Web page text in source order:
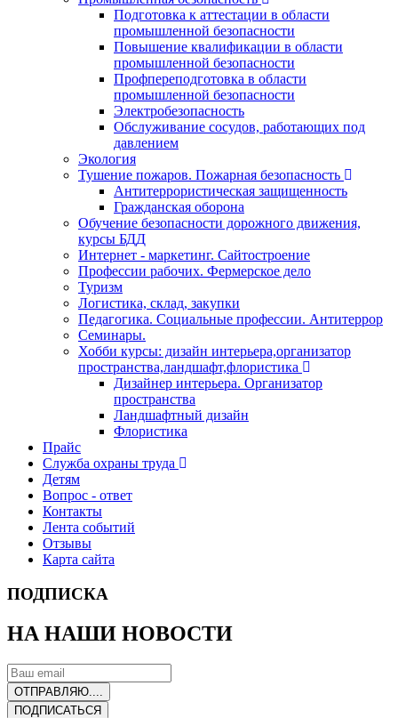
Подготовка к аттестации в области
промышленной безопасности
Повышение квалификации в области
промышленной безопасности
Профпереподготовка в области
промышленной безопасности
Электробезопасность
Обслуживание сосудов, работающих под
давлением
Экология
Тушение пожаров. Пожарная безопасность
Антитеррористическая защищенность
Гражданская оборона
Обучение безопасности дорожного движения,
курсы БДД
Интернет - маркетинг. Сайтостроение
Профессии рабочих. Фермерское дело
Туризм
Логистика, склад, закупки
Педагогика. Социальные профессии. Антитеррор
Семинары.
Хобби курсы: дизайн интерьера,организатор
пространства,ландшафт,флористика
Дизайнер интерьера. Организатор
пространства
Ландшафтный дизайн
Флористика
Прайс
Служба охраны труда
Детям
Вопрос - ответ
Контакты
Лента событий
Отзывы
Карта сайта
ПОДПИСКА
НА НАШИ НОВОСТИ
ОТПРАВЛЯЮ....
ПОДПИСАТЬСЯ